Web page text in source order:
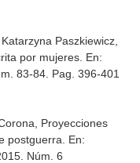
Paszkiewicz,
por mujeres. En:
83-84. Pag. 396-401
Proyecciones
postguerra. En:
Núm. 6